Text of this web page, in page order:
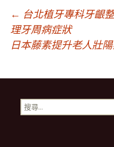
文
章
導
覽
← 台北植牙專科牙齦
理牙周病症狀
日本藤素提升老人壯陽
搜
尋